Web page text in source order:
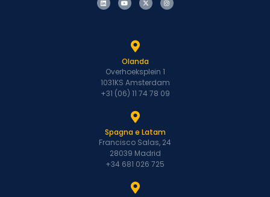
Olanda
Overhoeksplein 1
1031KS Amsterdam
+31 (06) 11 74 78 09
Spagna e Latam
Francisco Salas, 24
28039 Madrid
+34 681 026 725